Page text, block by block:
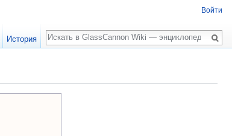
Войти
История
Поиск